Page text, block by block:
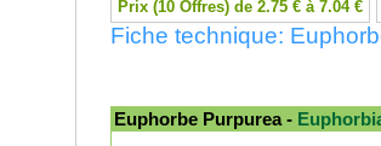
Prix (10 Offres) de 2.75 € à 7.04 €
Fiche technique:
Euphorbe Purpurea -